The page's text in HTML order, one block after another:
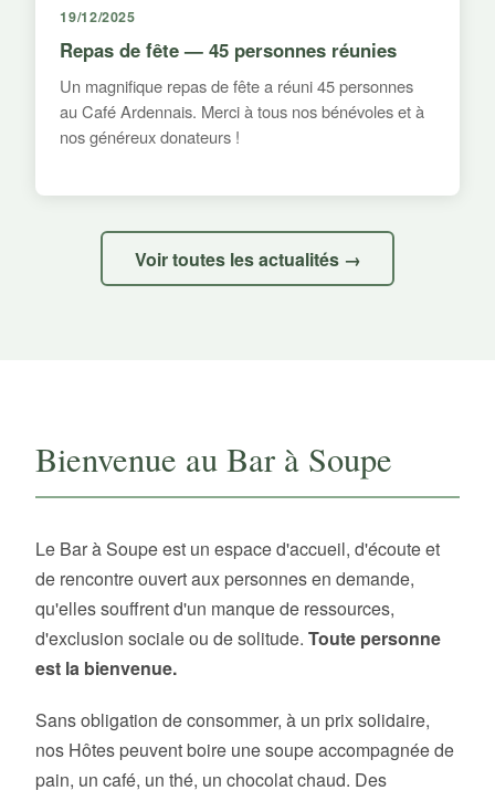
19/12/2025
Repas de fête — 45 personnes réunies
Un magnifique repas de fête a réuni 45 personnes
au Café Ardennais. Merci à tous nos bénévoles et à
nos généreux donateurs !
Voir toutes les actualités →
Bienvenue au Bar à Soupe
Le Bar à Soupe est un espace d'accueil, d'écoute et
de rencontre ouvert aux personnes en demande,
qu'elles souffrent d'un manque de ressources,
d'exclusion sociale ou de solitude. Toute personne
est la bienvenue.
Sans obligation de consommer, à un prix solidaire,
nos Hôtes peuvent boire une soupe accompagnée de
pain, un café, un thé, un chocolat chaud. Des